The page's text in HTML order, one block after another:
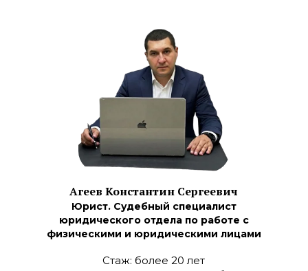
Агеев Константин Сергеевич
Юрист. Судебный специалист
юридического отдела по работе с
физическими и юридическими лицами
Стаж: более 20 лет